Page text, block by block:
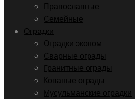
Православные
Семейные
Оградки
Оградки эконом
Сварные ограды
Гранитные ограды
Кованые ограды
Мусульманские оградки